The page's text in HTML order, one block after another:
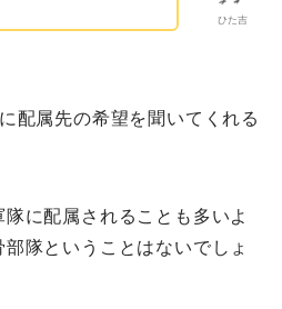
ひた吉
配属先の希望を聞いてくれる
に配属されることも多いよ
隊ということはないでしょ